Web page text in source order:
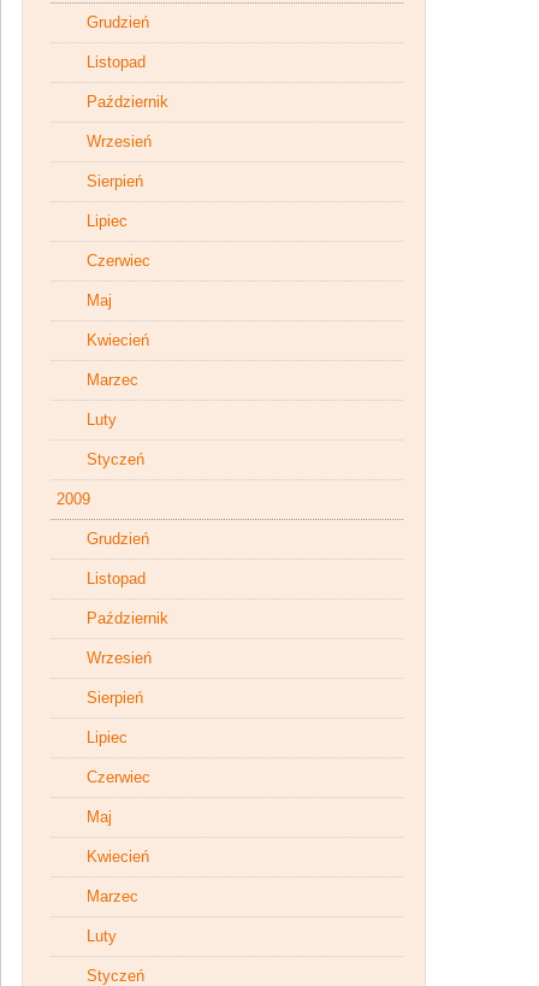
Grudzień
Listopad
Październik
Wrzesień
Sierpień
Lipiec
Czerwiec
Maj
Kwiecień
Marzec
Luty
Styczeń
2009
Grudzień
Listopad
Październik
Wrzesień
Sierpień
Lipiec
Czerwiec
Maj
Kwiecień
Marzec
Luty
Styczeń